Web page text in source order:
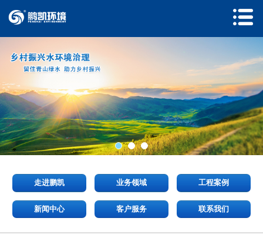
走进鹏凯 业务领域 工程案例
新闻中心 客户服务 联系我们